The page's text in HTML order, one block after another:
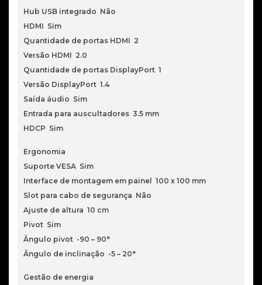
Hub USB integrado Não
HDMI Sim
Quantidade de portas HDMI 2
Versão HDMI 2.0
Quantidade de portas DisplayPort 1
Versão DisplayPort 1.4
Saída áudio Sim
Entrada para auscultadores 3.5 mm
HDCP Sim
Ergonomia
Suporte VESA Sim
Interface de montagem em painel 100 x 100 mm
Slot para cabo de segurança Não
Ajuste de altura 10 cm
Pivot Sim
Ângulo pivot -90 – 90°
Ângulo de inclinação -5 – 20°
Gestão de energia